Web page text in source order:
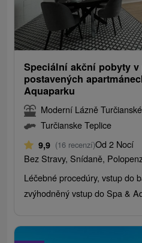
Speciální akční pobyty
postavených
Aquaparku
Moderní Lázně
Turčianske Teplice
9,9 (16 recenzí)Od 2 Nocí
Bez Stravy, Snídaně,
Léčebné procedúry, vstup do
zvýhodněný vstup do Spa &